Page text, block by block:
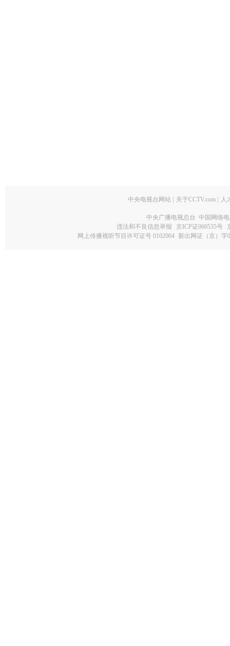
中央电视台网站 关于CCTV.com 人
中央广播电视总台 中国网络
违法和不良信息举报
京ICP证060535号
网上传播视听节目许可证号 0102004 新出网证（京）